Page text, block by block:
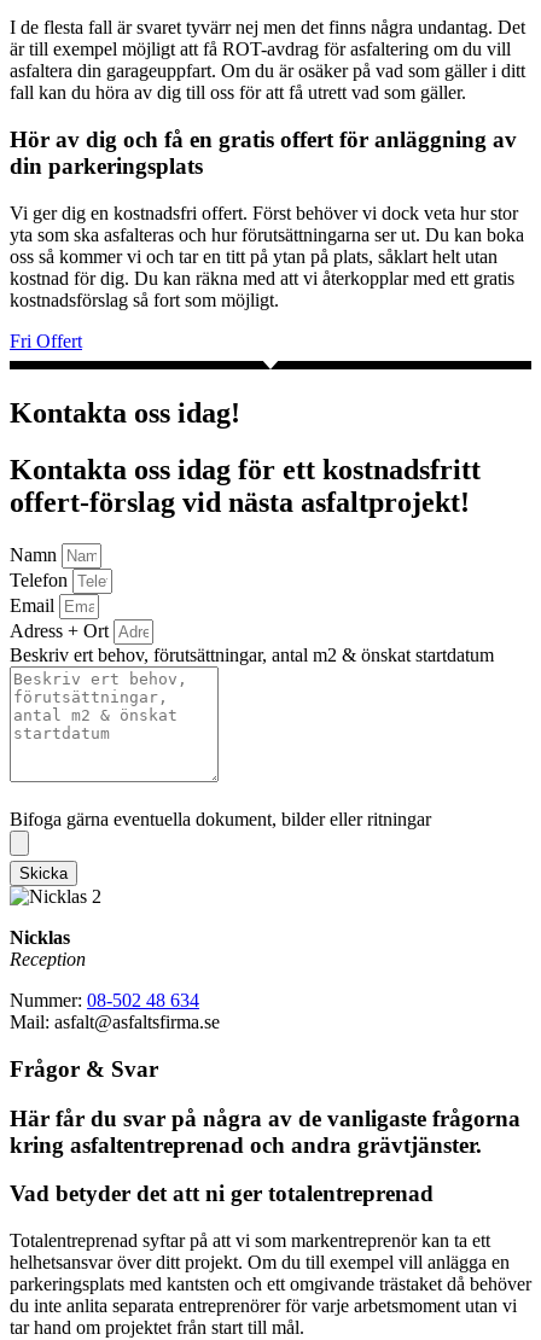
I de flesta fall är svaret tyvärr nej men det finns några undantag. Det
är till exempel möjligt att få ROT-avdrag för asfaltering om du vill
asfaltera din garageuppfart. Om du är osäker på vad som gäller i ditt
fall kan du höra av dig till oss för att få utrett vad som gäller.
Hör av dig och få en gratis offert för anläggning av
din parkeringsplats
Vi ger dig en kostnadsfri offert. Först behöver vi dock veta hur stor
yta som ska asfalteras och hur förutsättningarna ser ut. Du kan boka
oss så kommer vi och tar en titt på ytan på plats, såklart helt utan
kostnad för dig. Du kan räkna med att vi återkopplar med ett gratis
kostnadsförslag så fort som möjligt.
Fri Offert
Kontakta oss idag!
Kontakta oss idag för ett kostnadsfritt
offert-förslag vid nästa asfaltprojekt!
Namn
Telefon
Email
Adress + Ort
Beskriv ert behov, förutsättningar, antal m2 & önskat startdatum
Bifoga gärna eventuella dokument, bilder eller ritningar
Skicka
Nicklas
Reception
Nummer: 08-502 48 634
Mail: asfalt@asfaltsfirma.se
Frågor & Svar
Här får du svar på några av de vanligaste frågorna
kring asfaltentreprenad och andra grävtjänster.
Vad betyder det att ni ger totalentreprenad
Totalentreprenad syftar på att vi som markentreprenör kan ta ett
helhetsansvar över ditt projekt. Om du till exempel vill anlägga en
parkeringsplats med kantsten och ett omgivande trästaket då behöver
du inte anlita separata entreprenörer för varje arbetsmoment utan vi
tar hand om projektet från start till mål.